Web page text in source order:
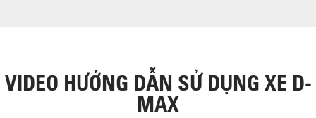
VIDEO HƯỚNG DẪN SỬ DỤNG XE D-
MAX